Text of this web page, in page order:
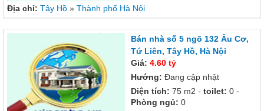
Địa chỉ: Tây Hồ » Thành phố Hà Nội
Bán nhà số 5 ngõ 132 Âu Cơ,
Tứ Liên, Tây Hồ, Hà Nội
Giá: 4.60 tỷ
Hướng: Đang cập nhật
Diện tích: 75 m2 - toilet: 0 -
Phòng ngủ: 0